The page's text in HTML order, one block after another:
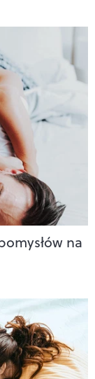
na